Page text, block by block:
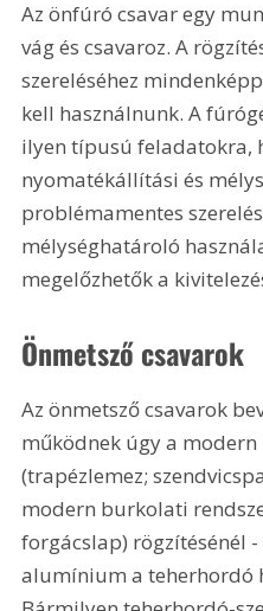
Az önfúró csavar egy
vág és csavaroz. A
szereléséhez
kell használnunk. A
ilyen típusú feladatokra,
nyomatékállítási és
problémamentes
mélységhatároló
megelőzhetők a
Önmetsző csavarok
Az önmetsző csavarok
működnek úgy a
(trapézlemez;
modern burkolati
forgácslap) rögzítésénél
alumínium a teherhordó